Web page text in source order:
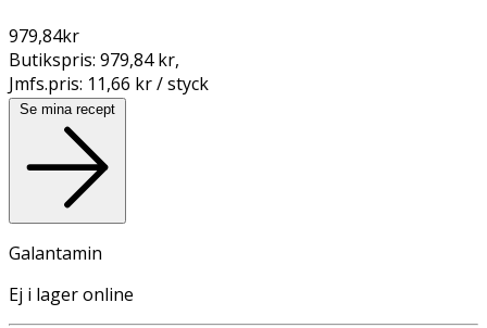
979,84kr
Butikspris: 979,84 kr,
Jmfs.pris: 11,66 kr / styck
Se mina recept
Galantamin
Ej i lager online